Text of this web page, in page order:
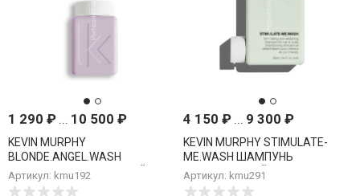
1 290 ₽ ... 10 500 ₽
KEVIN MURPHY
BLONDE.ANGEL.WASH
ШАМПУНЬ ТОНИРУЮЩИЙ ДЛЯ
СВЕТЛЫХ ВОЛОС
Артикул: kmu192
4 150₽ ... 9 300₽
KEVIN MURPHY STIMULATE-
ME.WASH ШАМПУНЬ
УКРЕПЛЯЮЩИЙ ОТ
ВЫПАДЕНИЯ ВОЛОС.
Артикул: kmu291